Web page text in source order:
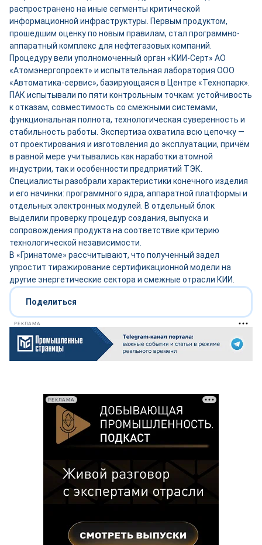
распространено на иные сегменты критической
информационной инфраструктуры. Первым продуктом,
прошедшим оценку по новым правилам, стал программно-
аппаратный комплекс для нефтегазовых компаний.
Процедуру вели уполномоченный орган «КИИ-Серт» АО
«Атомэнергопроект» и испытательная лаборатория ООО
«Автоматика-сервис», базирующаяся в Центре «Технопарк».
ПАК испытывали по пяти контрольным точкам: устойчивость
к отказам, совместимость со смежными системами,
функциональная полнота, технологическая суверенность и
стабильность работы. Экспертиза охватила всю цепочку —
от проектирования и изготовления до эксплуатации, причём
в равной мере учитывались как наработки атомной
индустрии, так и особенности предприятий ТЭК.
Специалисты разобрали характеристики конечного изделия
и его начинки: программного ядра, аппаратной платформы и
отдельных электронных модулей. В отдельный блок
выделили проверку процедур создания, выпуска и
сопровождения продукта на соответствие критерию
технологической независимости.
В «Гринатоме» рассчитывают, что полученный задел
упростит тиражирование сертификационной модели на
другие энергетические сектора и смежные отрасли КИИ.
Поделиться
РЕКЛАМА
РЕКЛАМА